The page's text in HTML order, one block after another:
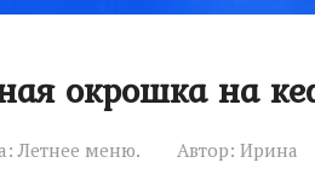
окрошка на
Летнее меню. Автор: Ирина